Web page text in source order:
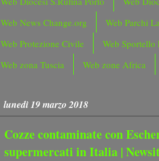
Web News Change.org
Web Parchi
Web Protezione Civile
Web Sportello
Web zona Tuscia
Web zone Africa
lunedì 19 marzo 2018
Cozze contaminate con
supermercati in Italia |